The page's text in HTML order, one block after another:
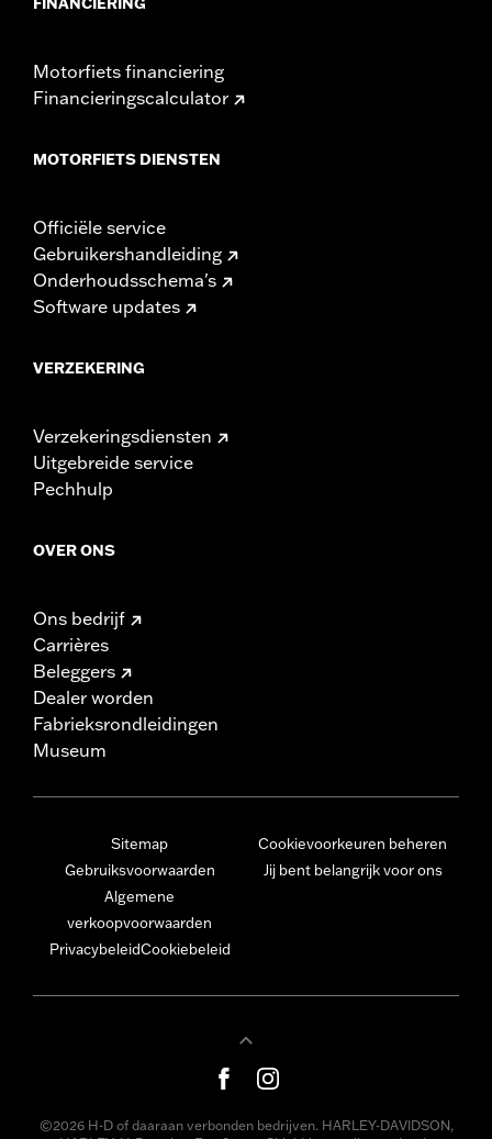
Motorfiets financiering
Financieringscalculator
MOTORFIETS DIENSTEN
Officiële service
Gebruikershandleiding
Onderhoudsschema's
Software updates
VERZEKERING
Verzekeringsdiensten
Uitgebreide service
Pechhulp
OVER ONS
Ons bedrijf
Carrières
Beleggers
Dealer worden
Fabrieksrondleidingen
Museum
Sitemap
Gebruiksvoorwaarden
Algemene
verkoopvoorwaarden
PrivacybeleidCookiebeleid
Cookievoorkeuren beheren
Jij bent belangrijk voor ons
©2026 H-D of daaraan verbonden bedrijven. HARLEY-DAVIDSON,